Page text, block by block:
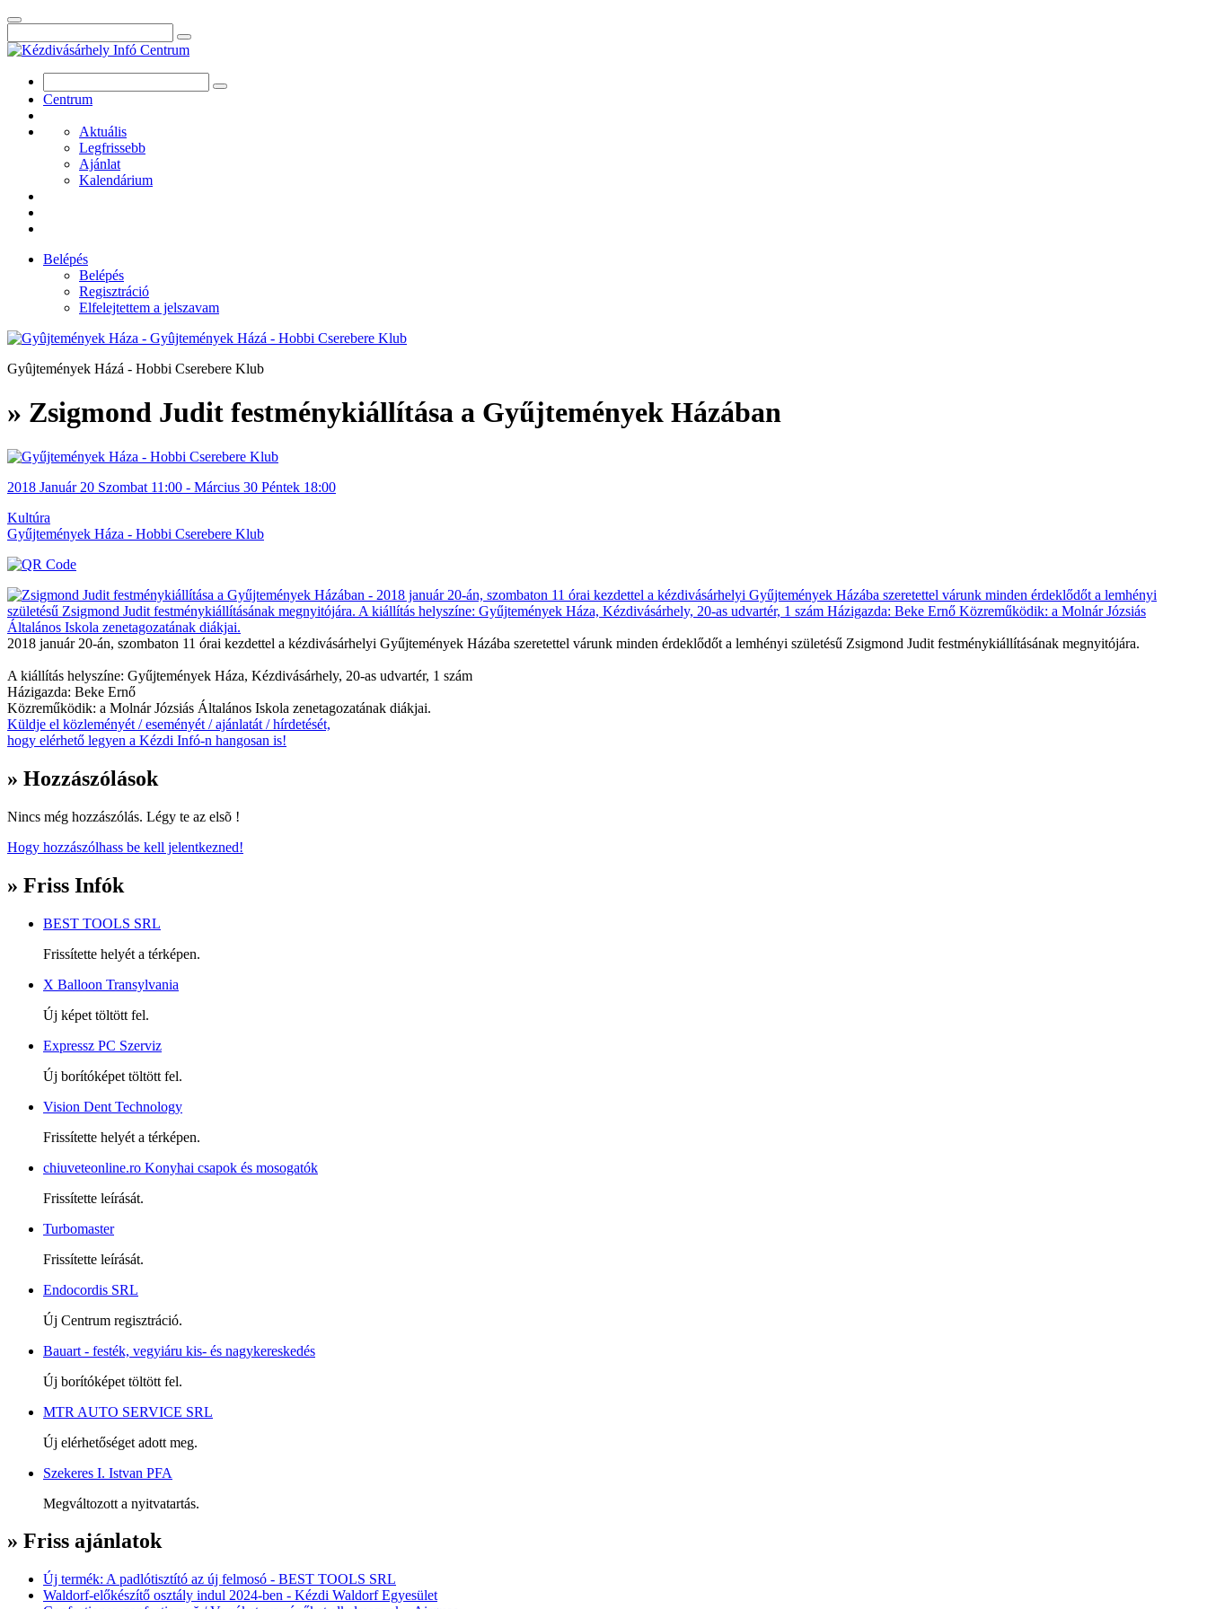
Centrum
Aktuális
Legfrissebb
Ajánlat
Kalendárium
Belépés
Belépés
Regisztráció
Elfelejtettem a jelszavam
Gyûjtemények Házá - Hobbi Cserebere Klub
» Zsigmond Judit festménykiállítása a Gyűjtemények Házában
2018 Január 20 Szombat 11:00 - Március 30 Péntek 18:00
Kultúra
Gyűjtemények Háza - Hobbi Cserebere Klub
2018 január 20-án, szombaton 11 órai kezdettel a kézdivásárhelyi Gyűjtemények Házába szeretettel várunk minden érdeklődőt a lemhényi születésű Zsigmond Judit festménykiállításának megnyitójára.
A kiállítás helyszíne: Gyűjtemények Háza, Kézdivásárhely, 20-as udvartér, 1 szám
Házigazda: Beke Ernő
Közreműködik: a Molnár Józsiás Általános Iskola zenetagozatának diákjai.
Küldje el közleményét / eseményét / ajánlatát / hírdetését,
hogy elérhető legyen a Kézdi Infó-n hangosan is!
» Hozzászólások
Nincs még hozzászólás. Légy te az elsõ !
Hogy hozzászólhass be kell jelentkezned!
» Friss Infók
BEST TOOLS SRL
Frissítette helyét a térképen.
X Balloon Transylvania
Új képet töltött fel.
Expressz PC Szerviz
Új borítóképet töltött fel.
Vision Dent Technology
Frissítette helyét a térképen.
chiuveteonline.ro Konyhai csapok és mosogatók
Frissítette leírását.
Turbomaster
Frissítette leírását.
Endocordis SRL
Új Centrum regisztráció.
Bauart - festék, vegyiáru kis- és nagykereskedés
Új borítóképet töltött fel.
MTR AUTO SERVICE SRL
Új elérhetőséget adott meg.
Szekeres I. Istvan PFA
Megváltozott a nyitvatartás.
» Friss ajánlatok
Új termék: A padlótisztító az új felmosó - BEST TOOLS SRL
Waldorf-előkészítő osztály indul 2024-ben - Kézdi Waldorf Egyesület